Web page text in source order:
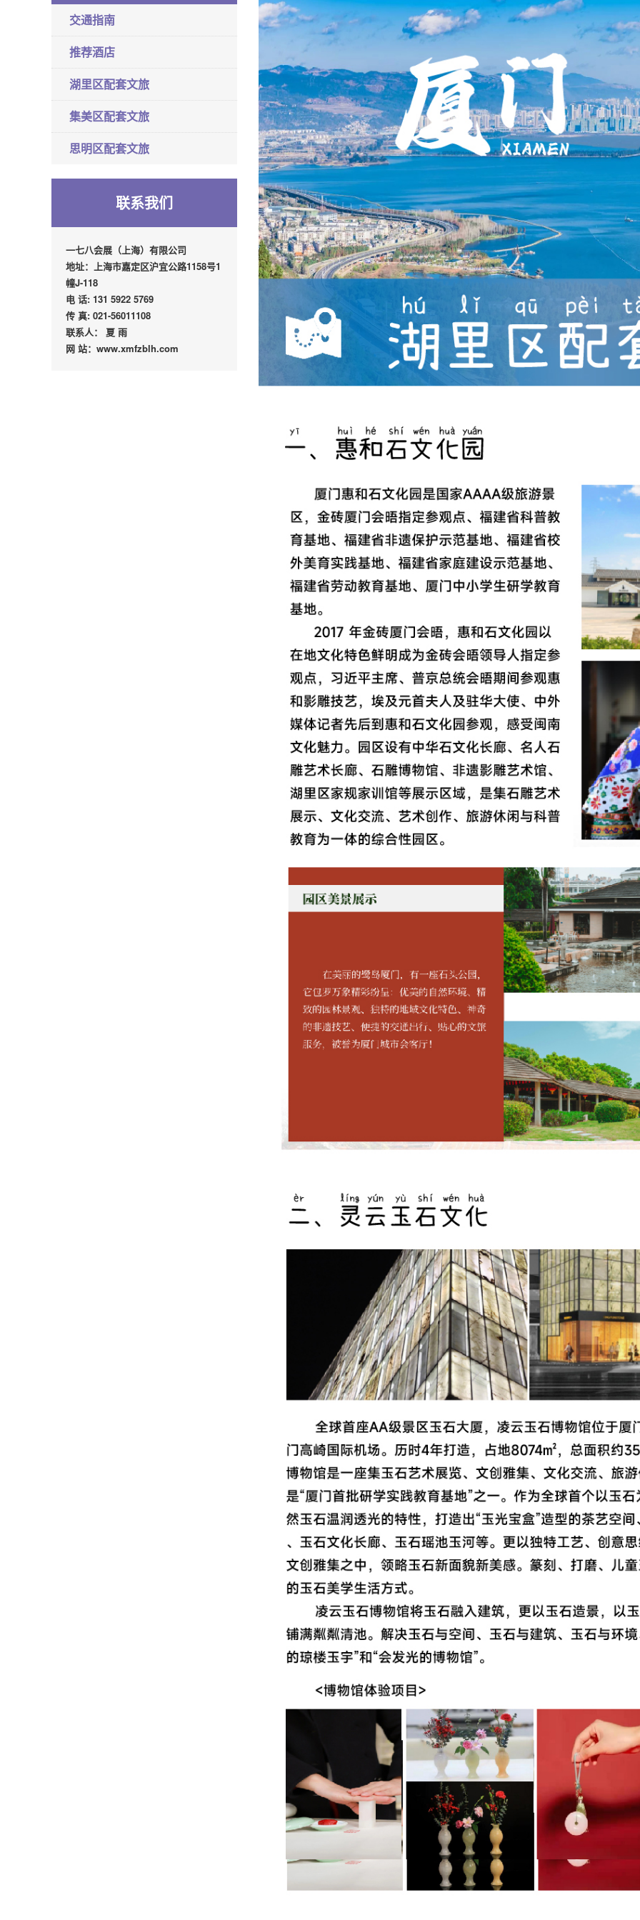
交通指南
推荐酒店
湖里区配套文旅
集美区配套文旅
思明区配套文旅
联系我们
一七八会展（上海）有限公司
地址：上海市嘉定区沪宜公路1158号1
幢J-118
电 话: 131 5922 5769
传 真: 021-56011108
联系人： 夏 雨
网 站：www.xmfzblh.com